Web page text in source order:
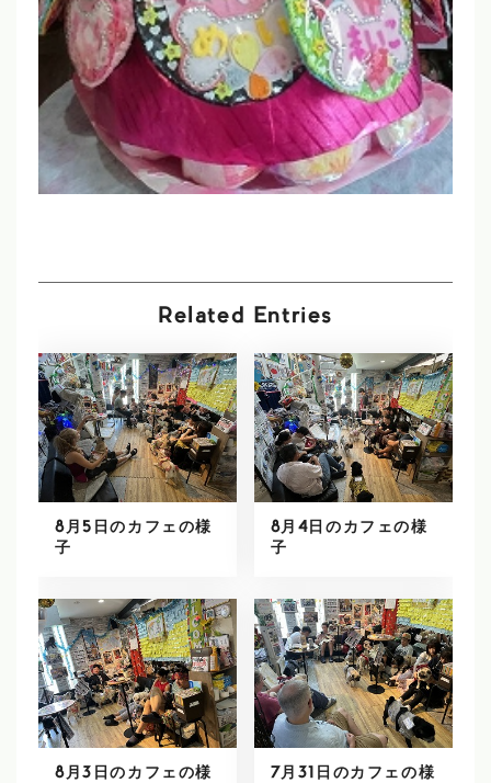
Related Entries
8月5日のカフェの様
子
8月4日のカフェの様
子
8月3日のカフェの様
7月31日のカフェの様